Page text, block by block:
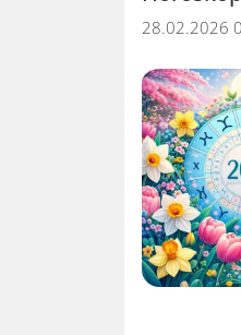
28.02.2026